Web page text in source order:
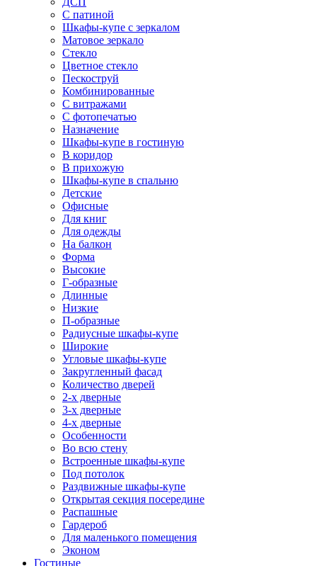
С патиной
Шкафы-купе с зеркалом
Матовое зеркало
Стекло
Цветное стекло
Пескоструй
Комбинированные
С витражами
С фотопечатью
Назначение
Шкафы-купе в гостиную
В коридор
В прихожую
Шкафы-купе в спальню
Детские
Офисные
Для книг
Для одежды
На балкон
Форма
Высокие
Г-образные
Длинные
Низкие
П-образные
Радиусные шкафы-купе
Широкие
Угловые шкафы-купе
Закругленный фасад
Количество дверей
2-х дверные
3-х дверные
4-х дверные
Особенности
Во всю стену
Встроенные шкафы-купе
Под потолок
Раздвижные шкафы-купе
Открытая секция посередине
Распашные
Гардероб
Для маленького помещения
Эконом
Гостиные